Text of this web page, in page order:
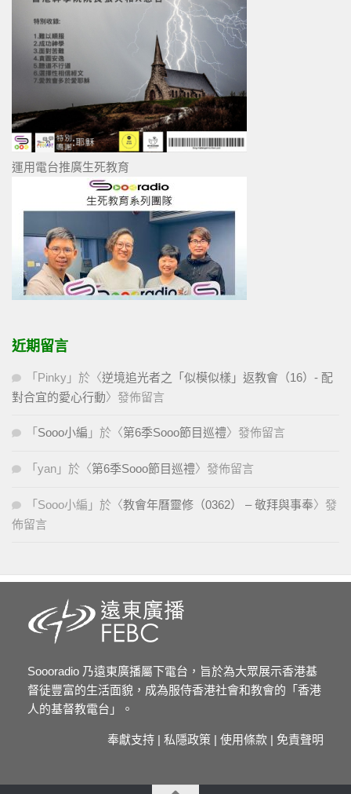
運用電台推廣生死教育
近期留言
「 Pinky 」於〈逆境追光者之「似模似樣」返教會（16）- 配
對合宜的愛心行動〉發佈留言
「 Sooo小編 」於〈第6季Sooo節目巡禮〉發佈留言
「 yan 」於〈第6季Sooo節目巡禮〉發佈留言
「 Sooo小編 」於〈教會年曆靈修（0362） – 敬拜與事奉〉發
佈留言
Soooradio 乃遠東廣播屬下電台，旨於為大眾展示香港基
督徒豐富的生活面貌，成為服侍香港社會和教會的「香港
人的基督教電台」。
奉獻支持 | 私隱政策 | 使用條款 | 免責聲明